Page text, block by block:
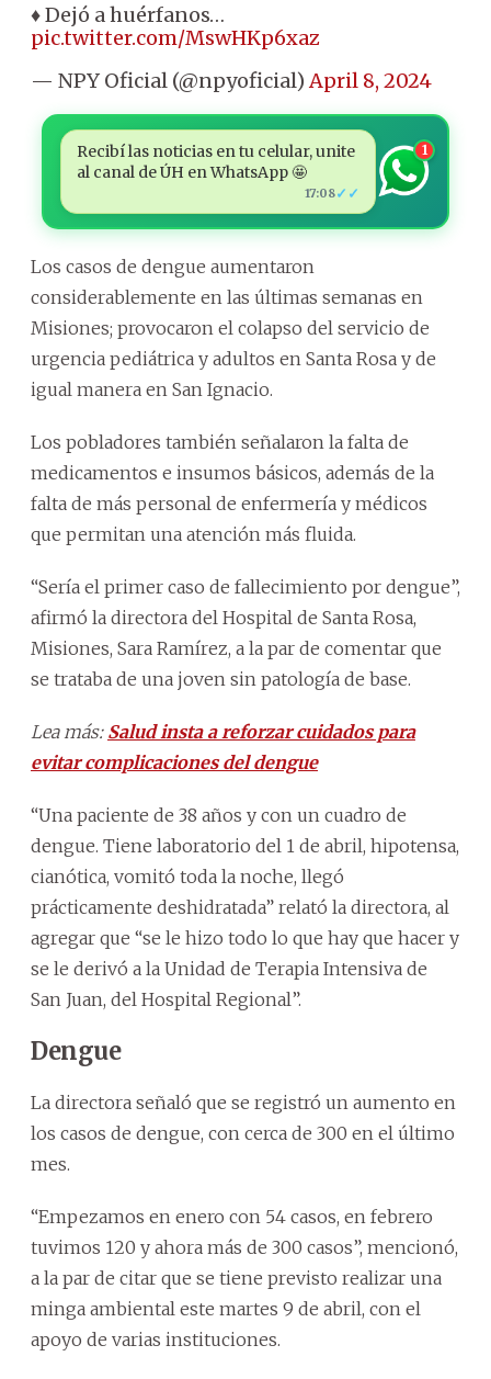
♦️ Dejó a huérfanos…
pic.twitter.com/MswHKp6xaz
— NPY Oficial (@npyoficial)April 8, 2024
Recibí las noticias en tu celular, unite
al canal de ÚH en WhatsApp 🤩
17:08✓✓
1
Los casos de dengue aumentaron
considerablemente en las últimas semanas en
Misiones; provocaron el colapso del servicio de
urgencia pediátrica y adultos en Santa Rosa y de
igual manera en San Ignacio.
Los pobladores también señalaron la falta de
medicamentos e insumos básicos, además de la
falta de más personal de enfermería y médicos
que permitan una atención más fluida.
“Sería el primer caso de fallecimiento por dengue”,
afirmó la directora del Hospital de Santa Rosa,
Misiones, Sara Ramírez, a la par de comentar que
se trataba de una joven sin patología de base.
Lea más: Salud insta a reforzar cuidados para
evitar complicaciones del dengue
“Una paciente de 38 años y con un cuadro de
dengue. Tiene laboratorio del 1 de abril, hipotensa,
cianótica, vomitó toda la noche, llegó
prácticamente deshidratada” relató la directora, al
agregar que “se le hizo todo lo que hay que hacer y
se le derivó a la Unidad de Terapia Intensiva de
San Juan, del Hospital Regional”.
Dengue
La directora señaló que se registró un aumento en
los casos de dengue, con cerca de 300 en el último
mes.
“Empezamos en enero con 54 casos, en febrero
tuvimos 120 y ahora más de 300 casos”, mencionó,
a la par de citar que se tiene previsto realizar una
minga ambiental este martes 9 de abril, con el
apoyo de varias instituciones.